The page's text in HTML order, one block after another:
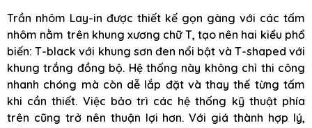
Trần nhôm Lay-in được thiết kế gọn gàng với các tấm
nhôm nằm trên khung xương chữ T, tạo nên hai kiểu phổ
biến: T-black với khung sơn đen nổi bật và T-shaped với
khung trắng đồng bộ. Hệ thống này không chỉ thi công
nhanh chóng mà còn dễ lắp đặt và thay thế từng tấm
khi cần thiết. Việc bảo trì các hệ thống kỹ thuật phía
trên cũng trở nên thuận lợi hơn. Với giá thành hợp lý,